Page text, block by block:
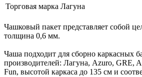
Торговая марка Лагуна
Чашковый пакет представляет собой
толщина 0,6 мм.
Чаша подходит для сборно каркасных
производителей: Лагуна, Azuro, GRE,
Fun, высотой каркаса до 135 см и